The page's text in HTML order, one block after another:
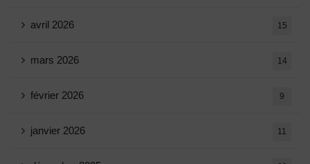
avril 2026 15
mars 2026 14
février 2026 9
janvier 2026 11